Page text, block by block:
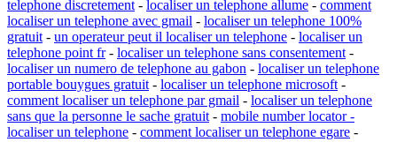
telephone discretement - localiser un telephone allume - comment
localiser un telephone avec gmail - localiser un telephone 100%
gratuit - un operateur peut il localiser un telephone - localiser un
telephone point fr- localiser un telephone sans consentement -
localiser un numero de telephone au gabon - localiser un telephone
portable bouygues gratuit - localiser un telephone microsoft -
comment localiser un telephone par gmail - localiser un telephone
sans que la personne le sache gratuit - mobile number locator -
localiser un telephone - comment localiser un telephone egare -